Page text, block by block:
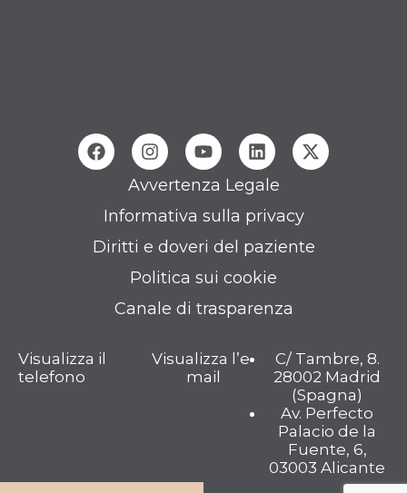
Avvertenza Legale
Informativa sulla privacy
Diritti e doveri del paziente
Politica sui cookie
Canale di trasparenza
Visualizza il
telefono
Visualizza l’e-
mail
C/ Tambre, 8.
28002 Madrid
(Spagna)
Av. Perfecto
Palacio de la
Fuente, 6,
03003 Alicante